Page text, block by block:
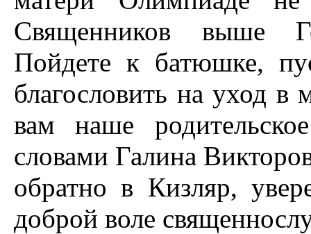
Священников выше
Пойдете к батюшке,
благословить на уход в
вам наше
словами Галина
обратно в Кизляр,
доброй воле